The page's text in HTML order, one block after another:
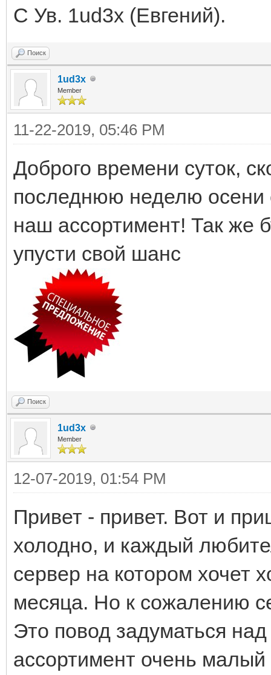
С Ув. 1ud3x (Евгений).
Поиск
1ud3x
Member
11-22-2019, 05:46 PM
Доброго времени суток,
последнюю неделю осени
наш ассортимент! Так же
упусти свой шанс
Поиск
1ud3x
Member
12-07-2019, 01:54 PM
Привет - привет. Вот и
холодно, и каждый
сервер на котором хочет
месяца. Но к сожалению
Это повод задуматься
ассортимент очень